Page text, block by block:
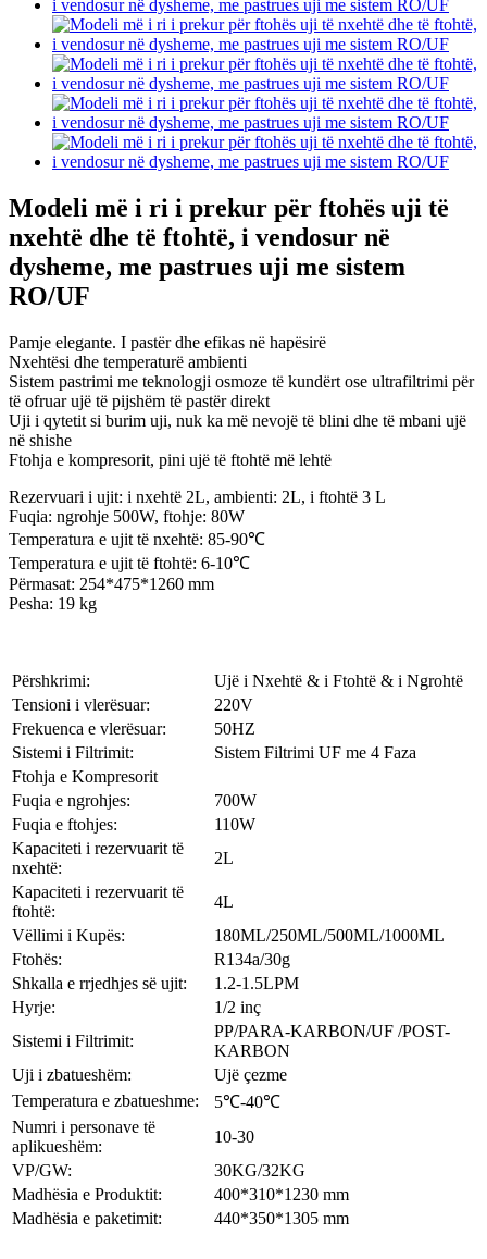
Modeli më i ri i prekur për ftohës uji të
nxehtë dhe të ftohtë, i vendosur në
dysheme, me pastrues uji me sistem
RO/UF
Pamje elegante. I pastër dhe efikas në hapësirë
Nxehtësi dhe temperaturë ambienti
Sistem pastrimi me teknologji osmoze të kundërt ose ultrafiltrimi për
të ofruar ujë të pijshëm të pastër direkt
Uji i qytetit si burim uji, nuk ka më nevojë të blini dhe të mbani ujë
në shishe
Ftohja e kompresorit, pini ujë të ftohtë më lehtë
Rezervuari i ujit: i nxehtë 2L, ambienti: 2L, i ftohtë 3 L
Fuqia: ngrohje 500W, ftohje: 80W
Temperatura e ujit të nxehtë: 85-90℃
Temperatura e ujit të ftohtë: 6-10℃
Përmasat: 254*475*1260 mm
Pesha: 19 kg
Përshkrimi:
Ujë i Nxehtë & i Ftohtë & i Ngrohtë
Tensioni i vlerësuar:
220V
Frekuenca e vlerësuar:
50HZ
Sistemi i Filtrimit:
Sistem Filtrimi UF me 4 Faza
Ftohja e Kompresorit
Fuqia e ngrohjes:
700W
Fuqia e ftohjes:
110W
Kapaciteti i rezervuarit të
nxehtë:
2L
Kapaciteti i rezervuarit të
ftohtë:
4L
Vëllimi i Kupës:
180ML/250ML/500ML/1000ML
Ftohës:
R134a/30g
Shkalla e rrjedhjes së ujit:
1.2-1.5LPM
Hyrje:
1/2 inç
Sistemi i Filtrimit:
PP/PARA-KARBON/UF /POST-
KARBON
Uji i zbatueshëm:
Ujë çezme
Temperatura e zbatueshme:
5℃-40℃
Numri i personave të
aplikueshëm:
10-30
VP/GW:
30KG/32KG
Madhësia e Produktit:
400*310*1230 mm
Madhësia e paketimit:
440*350*1305 mm